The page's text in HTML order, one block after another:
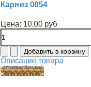
Карниз 0054
Цена: 10,00 руб
Описание товара